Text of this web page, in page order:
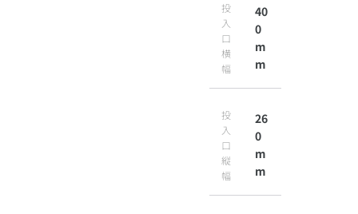
投
入
口
横
幅
40
0
m
m
投
入
口
縦
幅
26
0
m
m